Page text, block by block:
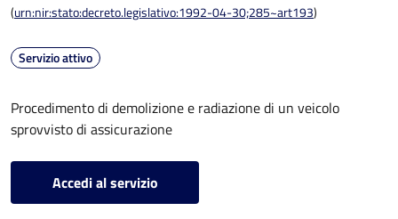
(urn:nir:stato:decreto.legislativo:1992-04-30;285~art193)
Servizio attivo
Procedimento di demolizione e radiazione di un veicolo
sprovvisto di assicurazione
Accedi al servizio